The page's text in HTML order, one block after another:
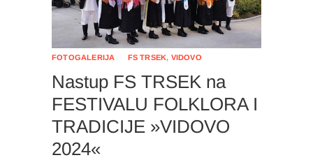
FOTOGALERIJA FS TRSEK, VIDOVO
Nastup FS TRSEK na
FESTIVALU FOLKLORA I
TRADICIJE »VIDOVO
2024«